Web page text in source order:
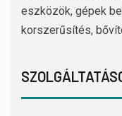
eszközök, gépek
korszerűsítés,